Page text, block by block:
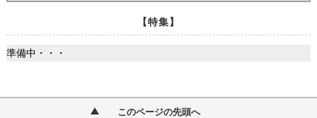
【特集】
準備中・・・
このページの先頭へ